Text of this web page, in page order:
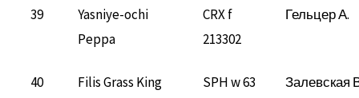
39
Yasniye-ochi
Peppa
CRX f
213302
Гельцер А.
40 Filis Grass King SPH w 63 Залевская